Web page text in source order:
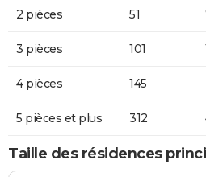
2 pièces 51
3 pièces 101
4 pièces 145
5 pièces et plus 312
Taille des résidences